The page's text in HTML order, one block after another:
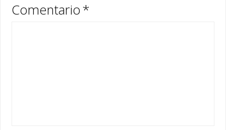
Comentario*